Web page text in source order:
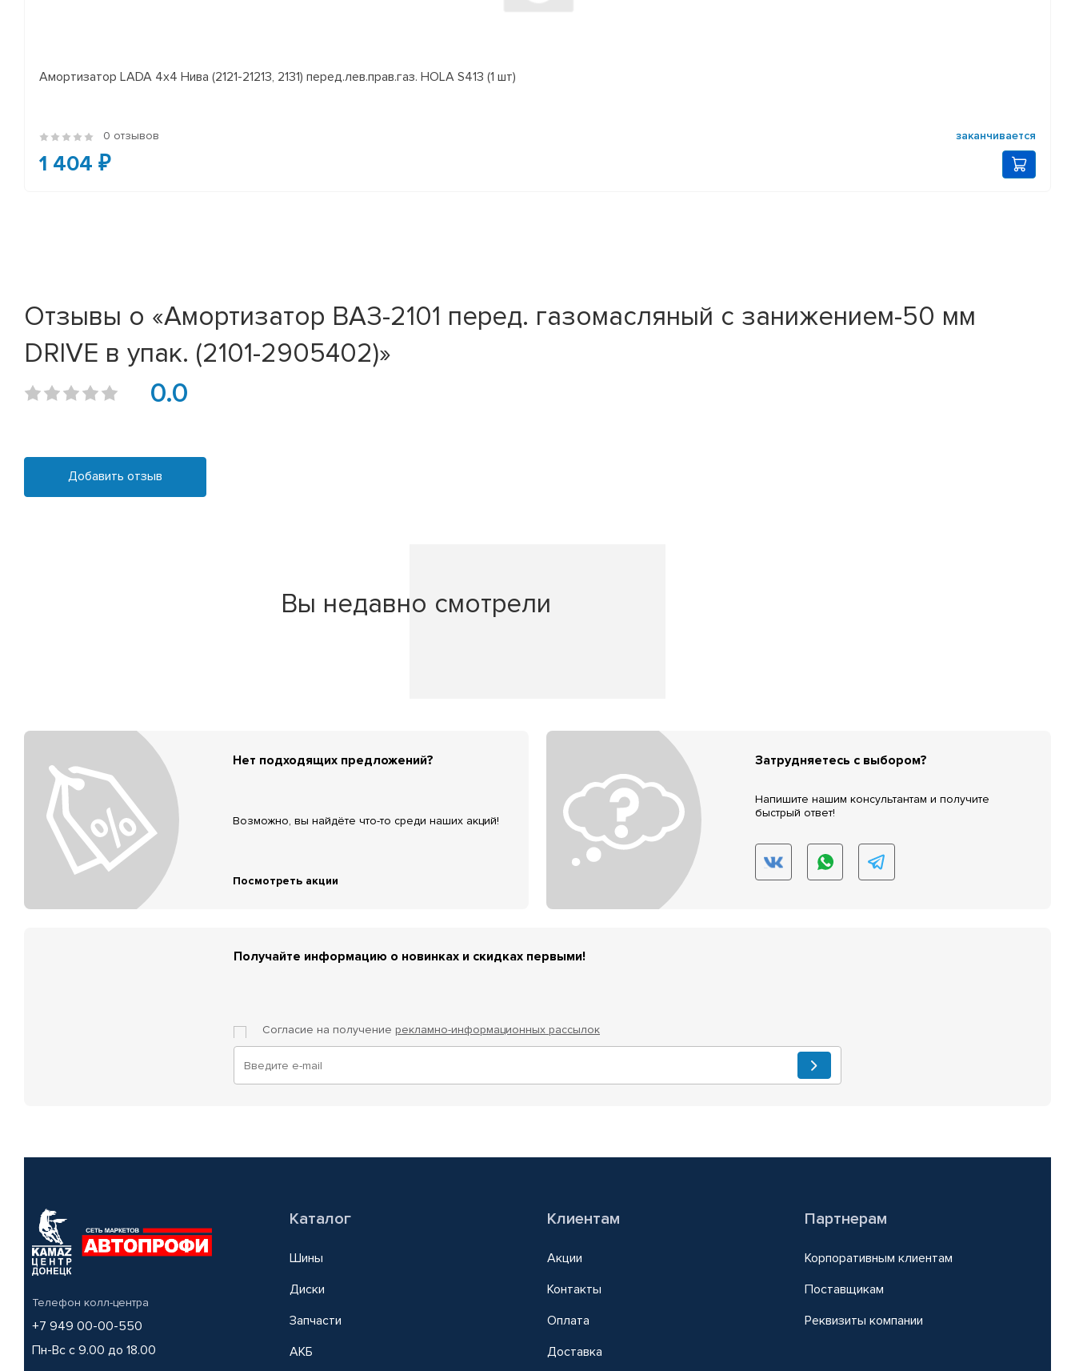
Амортизатор LADA 4x4 Нива (2121-21213, 2131) перед.лев.прав.газ. HOLA S413 (1 шт)
0 отзывов заканчивается
1 404 ₽
Отзывы о «Амортизатор ВАЗ-2101 перед. газомасляный с занижением-50 мм
DRIVE в упак. (2101-2905402)»
0.0
Добавить отзыв
Вы недавно смотрели
Нет подходящих предложений?
Возможно, вы найдёте что-то среди наших акций!
Посмотреть акции
Затрудняетесь с выбором?
Напишите нашим консультантам и получите
быстрый ответ!
Получайте информацию о новинках и скидках первыми!
Согласие на получение рекламно-информационных рассылок
Телефон колл-центра
+7 949 00-00-550
Пн-Вс с 9.00 до 18.00
Каталог
Шины
Диски
Запчасти
АКБ
Клиентам
Акции
Контакты
Оплата
Доставка
Партнерам
Корпоративным клиентам
Поставщикам
Реквизиты компании